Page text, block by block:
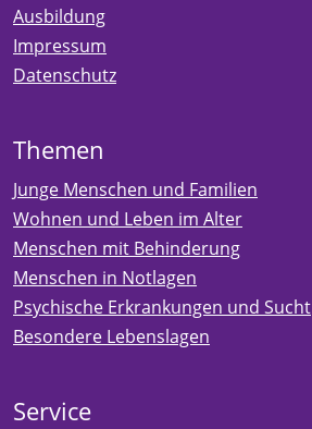
Ausbildung
Impressum
Datenschutz
Themen
Junge Menschen und Familien
Wohnen und Leben im Alter
Menschen mit Behinderung
Menschen in Notlagen
Psychische Erkrankungen und Sucht
Besondere Lebenslagen
Service